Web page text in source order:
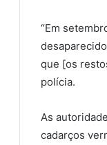
“Em
que [os
polícia.
As
cadarços